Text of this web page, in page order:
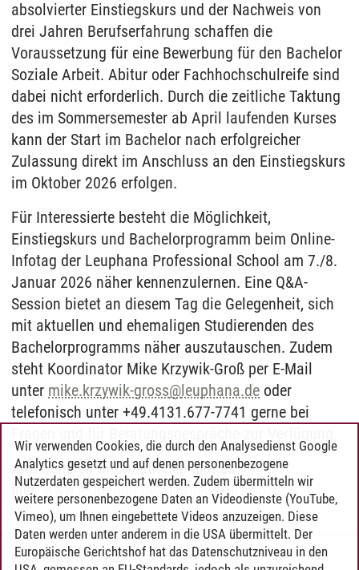
absolvierter Einstiegskurs und der Nachweis von
drei Jahren Berufserfahrung schaffen die
Voraussetzung für eine Bewerbung für den Bachelor
Soziale Arbeit. Abitur oder Fachhochschulreife sind
dabei nicht erforderlich. Durch die zeitliche Taktung
des im Sommersemester ab April laufenden Kurses
kann der Start im Bachelor nach erfolgreicher
Zulassung direkt im Anschluss an den Einstiegskurs
im Oktober 2026 erfolgen.
Für Interessierte besteht die Möglichkeit,
Einstiegskurs und Bachelorprogramm beim Online-
Infotag der Leuphana Professional School am 7./8.
Januar 2026 näher kennenzulernen. Eine Q&A-
Session bietet an diesem Tag die Gelegenheit, sich
mit aktuellen und ehemaligen Studierenden des
Bachelorprogramms näher auszutauschen. Zudem
steht Koordinator Mike Krzywik-Groß per E-Mail
unter mike.krzywik-gross@leuphana.de oder
telefonisch unter +49.4131.677-7741 gerne bei
Alle weiteren Informationen gibt es
hier:www.leuphana.de/einstiegskurs-soza
Pressestelle/12.12.2025
Wir verwenden Cookies, die durch den Analysedienst Google
Analytics gesetzt und auf denen personenbezogene
Nutzerdaten gespeichert werden. Zudem übermitteln wir
weitere personenbezogene Daten an Videodienste (YouTube,
Vimeo), um Ihnen eingebettete Videos anzuzeigen. Diese
Daten werden unter anderem in die USA übermittelt. Der
Europäische Gerichtshof hat das Datenschutzniveau in den